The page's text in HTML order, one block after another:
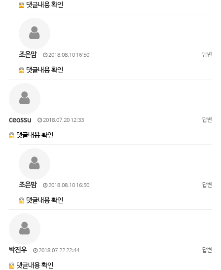
댓글내용 확인
조은맘 2018.08.10 16:50 답변
댓글내용 확인
ceossu 2018.07.20 12:33 답변
댓글내용 확인
조은맘 2018.08.10 16:50 답변
댓글내용 확인
박진우 2018.07.22 22:44 답변
댓글내용 확인